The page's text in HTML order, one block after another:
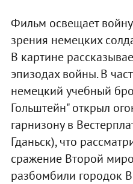
Фильм освещает войну
зрения немецких
В картине
эпизодах войны. В
немецкий учебный
Гольштейн" открыл
гарнизону в
Гданьск), что
сражение Второй
разбомбили городок